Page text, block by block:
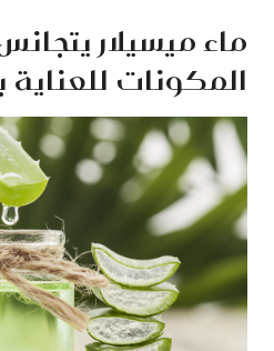
ماء ميسيلار
المكونات للعناية